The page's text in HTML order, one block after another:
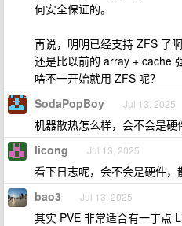
何安全保证的。
再说，明明已经支持 ZFS 了
还是比以前的 array + cache
啥不一开始就用 ZFS 呢？
SodaPopBoy Jul 13, 2025
机器散热怎么样，会不会是硬
licong Jul 13, 2025
看下日志呢，会不会是硬件，
bao3 Jul 13, 2025
其实 PVE 非常适合有一丁点